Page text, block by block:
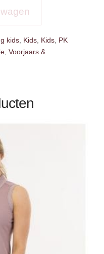
kids, Kids, Kids, PK
, Voorjaars &